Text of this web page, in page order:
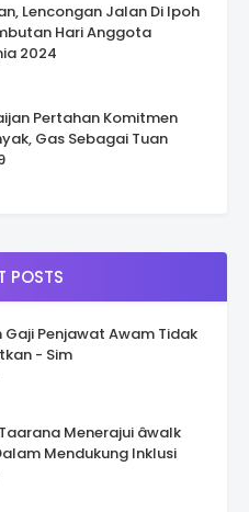
Lencongan Jalan Di Ipoh
Hari Anggota
2024
Pertahan Komitmen
Gas Sebagai Tuan
POSTS
Gaji Penjawat Awam Tidak
- Sim
Menerajui âwalk
Mendukung Inklusi